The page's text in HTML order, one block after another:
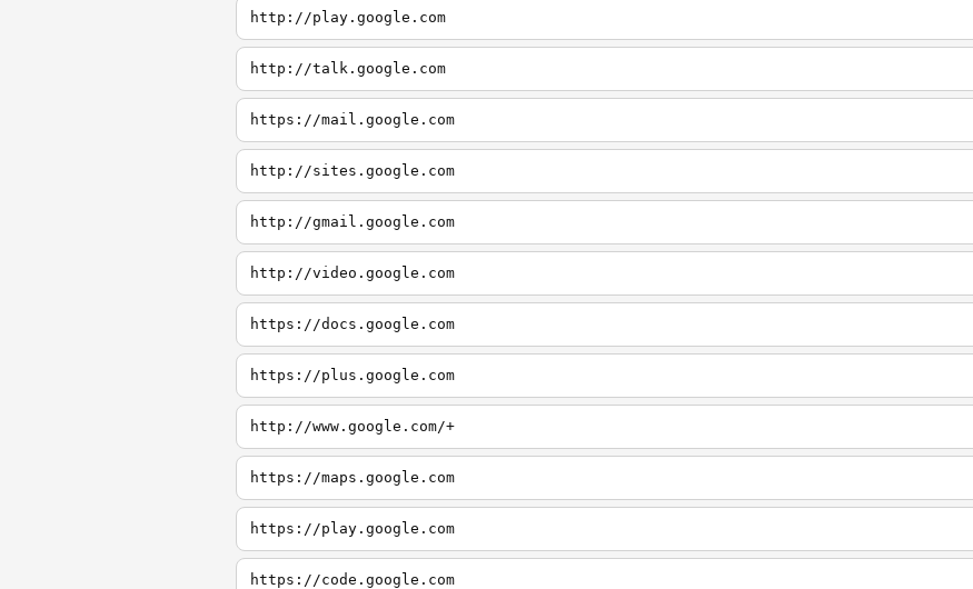
http://play.google.com
http://talk.google.com
https://mail.google.com
http://sites.google.com
http://gmail.google.com
http://video.google.com
https://docs.google.com
https://plus.google.com
http://www.google.com/+
https://maps.google.com
https://play.google.com
https://code.google.com